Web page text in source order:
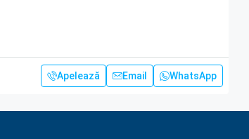
Apelează Email WhatsApp